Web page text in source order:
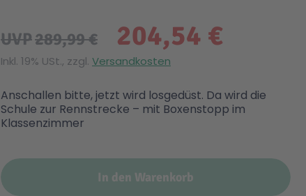
204,54 €
UVP289,99 €
Inkl. 19% USt., zzgl. Versandkosten
Anschallen bitte, jetzt wird losgedüst. Da wird die
Schule zur Rennstrecke – mit Boxenstopp im
Klassenzimmer
In den Warenkorb